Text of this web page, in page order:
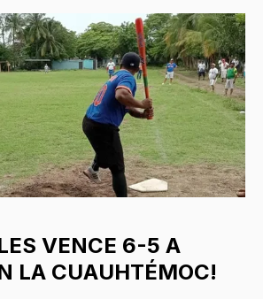
VENCE 6-5 A
LA CUAUHTÉMOC!